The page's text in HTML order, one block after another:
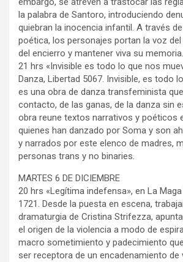
la palabra de Santoro, introduciendo
quiebran la inocencia infantil. A través
poética, los personajes portan la voz
del encierro y mantener viva su
21 hrs «Invisible es todo lo que nos
Danza, Libertad 5067. Invisible, es todo
es una obra de danza transfeminista
contacto, de las ganas, de la danza sin
obra reune textos narrativos y poéticos
quienes han danzado por Soma y son
y narrados por este elenco de madres,
personas trans y no binaries.
MARTES 6 DE DICIEMBRE
20 hrs «Legítima indefensa», en La
1721. Desde la puesta en escena,
dramaturgia de Cristina Strifezza,
el origen de la violencia a modo de
macro sometimiento y padecimiento
ser receptora de un encadenamiento de